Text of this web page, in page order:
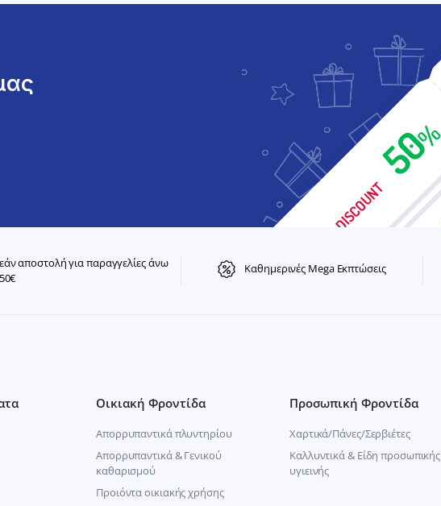
αποστολή για παραγγελίες άνω
Καθημερινές Mega Εκπτώσεις
Οικιακή Φροντίδα
Απορρυπαντικά πλυντηρίου
Απορρυπαντικά & Γενικού
καθαρισμού
Προιόντα οικιακής χρήσης
Προσωπική Φροντίδα
Χαρτικά/Πάνες/Σερβιέτες
Καλλυντικά & Είδη προσωπικής
υγιεινής